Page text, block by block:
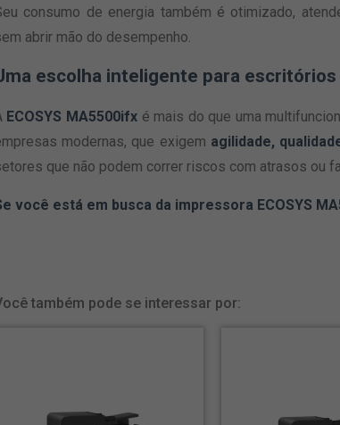
consumo de energia também é otimizado,
abrir mão do desempenho.
escolha inteligente para
ECOSYS MA5500ifx é mais do que uma
modernas, que exigem agilidade,
que não podem correr riscos com atrasos ou
você está em busca da impressora ECOSYS
também pode se interessar por: